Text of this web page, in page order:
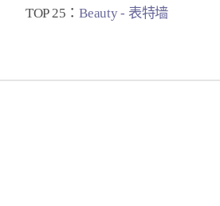
TOP 25：Beauty - 表特墙